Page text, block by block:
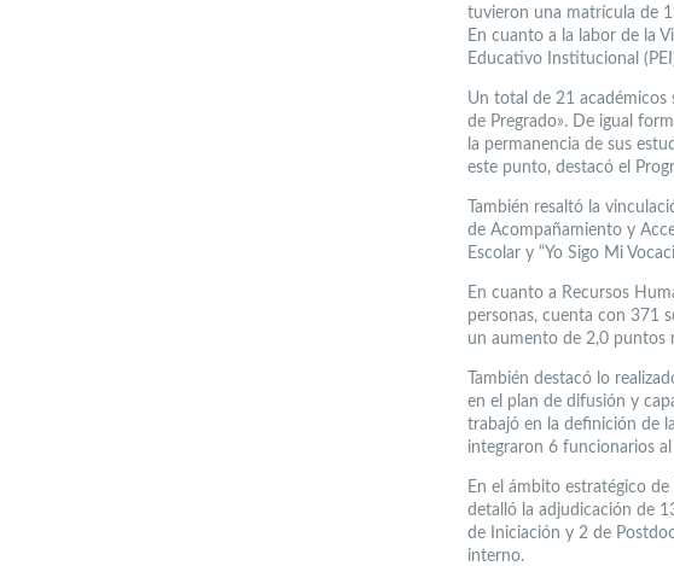
tuvieron una matrícula de
En cuanto a la labor de la
Educativo Institucional
Un total de 21 académicos
de Pregrado». De igual
la permanencia de sus
este punto, destacó el
También resaltó la
de Acompañamiento y
Escolar y “Yo Sigo Mi
En cuanto a Recursos
personas, cuenta con 371
un aumento de 2,0 puntos
También destacó lo
en el plan de difusión y
trabajó en la definición de
integraron 6 funcionarios
En el ámbito estratégico
detalló la adjudicación de
de Iniciación y 2 de
interno.